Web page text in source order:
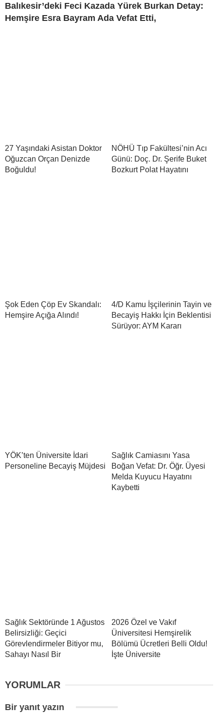
Balıkesir’deki Feci Kazada Yürek Burkan Detay:
Hemşire Esra Bayram Ada Vefat Etti,
27 Yaşındaki Asistan Doktor
Oğuzcan Orçan Denizde
Boğuldu!
NÖHÜ Tıp Fakültesi’nin Acı
Günü: Doç. Dr. Şerife Buket
Bozkurt Polat Hayatını
Şok Eden Çöp Ev Skandalı:
Hemşire Açığa Alındı!
4/D Kamu İşçilerinin Tayin ve
Becayiş Hakkı İçin Beklentisi
Sürüyor: AYM Kararı
YÖK’ten Üniversite İdari
Personeline Becayiş Müjdesi
Sağlık Camiasını Yasa
Boğan Vefat: Dr. Öğr. Üyesi
Melda Kuyucu Hayatını
Kaybetti
Sağlık Sektöründe 1 Ağustos
Belirsizliği: Geçici
Görevlendirmeler Bitiyor mu,
Sahayı Nasıl Bir
2026 Özel ve Vakıf
Üniversitesi Hemşirelik
Bölümü Ücretleri Belli Oldu!
İşte Üniversite
YORUMLAR
Bir yanıt yazın